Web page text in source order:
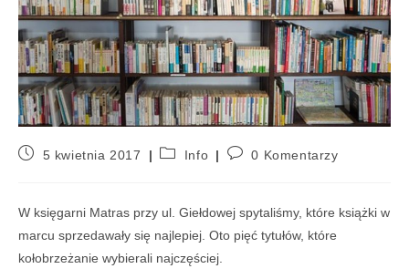
5 kwietnia 2017 Info 0 Komentarzy
W księgarni Matras przy ul. Giełdowej spytaliśmy, które książki w
marcu sprzedawały się najlepiej. Oto pięć tytułów, które
kołobrzeżanie wybierali najczęściej.